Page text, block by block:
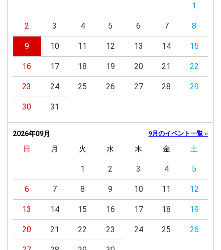
1
2 3 4 5 6 7 8
9 10 11 12 13 14 15
16 17 18 19 20 21 22
23 24 25 26 27 28 29
30 31
2026年09月 9月のイベント一覧 »
日 月 火 水 木 金 土
1 2 3 4 5
6 7 8 9 10 11 12
13 14 15 16 17 18 19
20 21 22 23 24 25 26